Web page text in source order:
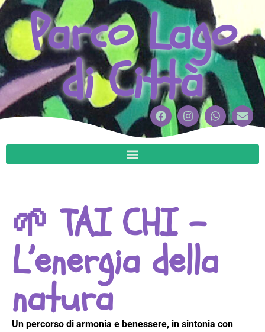
Parco Lago
di Città
🌱 TAI CHI –
L’energia della
natura
Un percorso di armonia e benessere, in sintonia con